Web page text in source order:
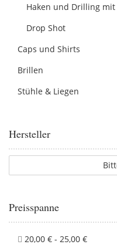
Haken und Drilling
Drop Shot
Caps und Shirts
Brillen
Stühle & Liegen
Hersteller
Preisspanne
20,00 € - 25,00 €